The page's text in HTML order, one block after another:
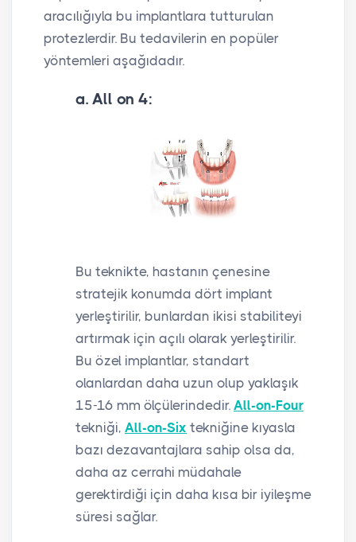
aracılığıyla bu implantlara tutturulan
protezlerdir. Bu tedavilerin en popüler
yöntemleri aşağıdadır.
a. All on 4:
Bu teknikte, hastanın çenesine
stratejik konumda dört implant
yerleştirilir, bunlardan ikisi stabiliteyi
artırmak için açılı olarak yerleştirilir.
Bu özel implantlar, standart
olanlardan daha uzun olup yaklaşık
15-16 mm ölçülerindedir. All-on-Four
tekniği, All-on-Six tekniğine kıyasla
bazı dezavantajlara sahip olsa da,
daha az cerrahi müdahale
gerektirdiği için daha kısa bir iyileşme
süresi sağlar.